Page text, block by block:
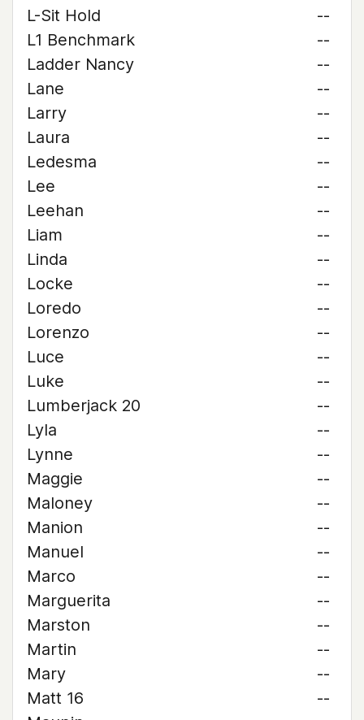
L-Sit Hold
--
L1 Benchmark
--
Ladder Nancy
--
Lane
--
Larry
--
Laura
--
Ledesma
--
Lee
--
Leehan
--
Liam
--
Linda
--
Locke
--
Loredo
--
Lorenzo
--
Luce
--
Luke
--
Lumberjack 20
--
Lyla
--
Lynne
--
Maggie
--
Maloney
--
Manion
--
Manuel
--
Marco
--
Marguerita
--
Marston
--
Martin
--
Mary
--
Matt 16
--